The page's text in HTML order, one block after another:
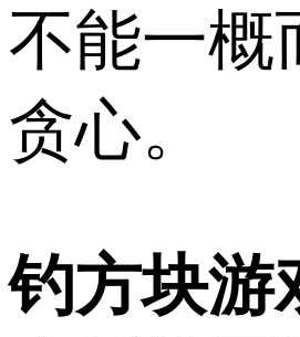
不能一概
贪心。
钓方块游